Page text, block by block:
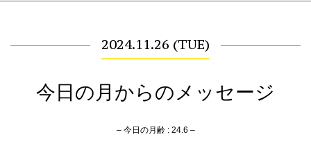
2024.11.26 (TUE)
今日の月からのメッセージ
– 今日の月齢 : 24.6 –